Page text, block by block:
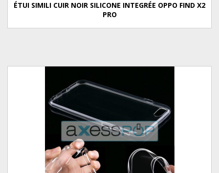
ÉTUI SIMILI CUIR NOIR SILICONE INTEGRÉE OPPO FIND X2
PRO